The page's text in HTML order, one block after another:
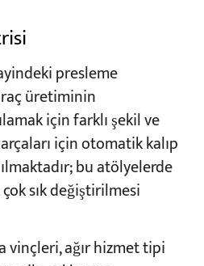
presleme
üretiminin
için farklı şekil ve
için otomatik kalıp
bu atölyelerde
sık değiştirilmesi
vinçleri, ağır hizmet tipi